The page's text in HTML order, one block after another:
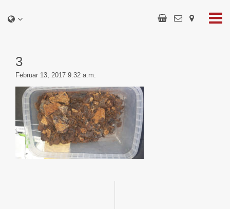
3
Februar 13, 2017 9:32 a.m.